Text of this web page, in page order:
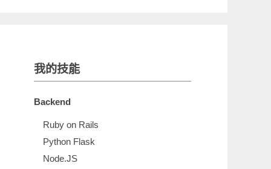
我的技能
Backend
Ruby on Rails
Python Flask
Node.JS